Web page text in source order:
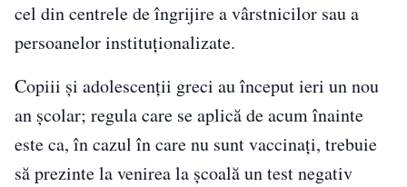
cel din centrele de îngrijire a vârstnicilor sau a
persoanelor instituţionalizate.
Copiii şi adolescenţii greci au început ieri un nou
an școlar; regula care se aplică de acum înainte
este ca, în cazul în care nu sunt vaccinați, trebuie
să prezinte la venirea la școală un test negativ